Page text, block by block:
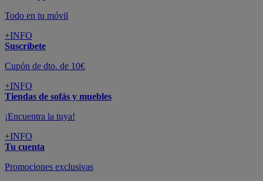
Todo en tu móvil
+INFO
Suscríbete
Cupón de dto. de 10€
+INFO
Tiendas de sofás y muebles
¡Encuentra la tuya!
+INFO
Tu cuenta
Promociones exclusivas